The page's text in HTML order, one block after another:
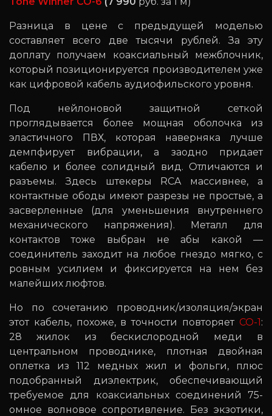
Разница в цене с предыдущей моделью
составляет всего две тысячи рублей. За эту
доплату получаем коаксиальный межблочник,
который позиционируется производителем уже
как цифровой кабель аудиофильского уровня.
Под нейлоновой защитной сеткой
проглядывается более мощная оболочка из
эластичного ПВХ, которая наверняка лучше
демпфирует вибрации, а заодно придает
кабелю и более солидный вид. Отличаются и
разъемы. Здесь штекеры RCA массивнее, а
контактные ободы имеют разрезы не простые, а
засверленные (для уменьшения внутреннего
механического напряжения). Металл для
контактов тоже выбран не абы какой —
соединитель заходит на любое гнездо мягко, с
ровным усилием и фиксируется на нем без
малейших люфтов.
Но по сочетанию проводник/изоляция/экран
этот кабель, похоже, в точности повторяет CO-1:
28 жилок из бескислородной меди в
центральном проводнике, плотная двойная
оплетка из 112 медных жил и фольги, плюс
подобранный диэлектрик, обеспечивающий
требуемое для коаксиальных соединений 75-
омное волновое сопротивление. Без экзотики,